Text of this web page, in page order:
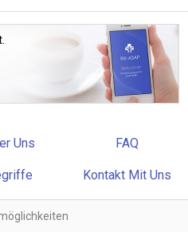
Uns FAQ
Kontakt Mit Uns